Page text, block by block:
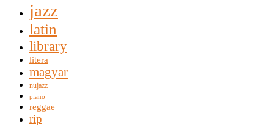
jazz
latin
library
litera
magyar
nujazz
piano
reggae
rip